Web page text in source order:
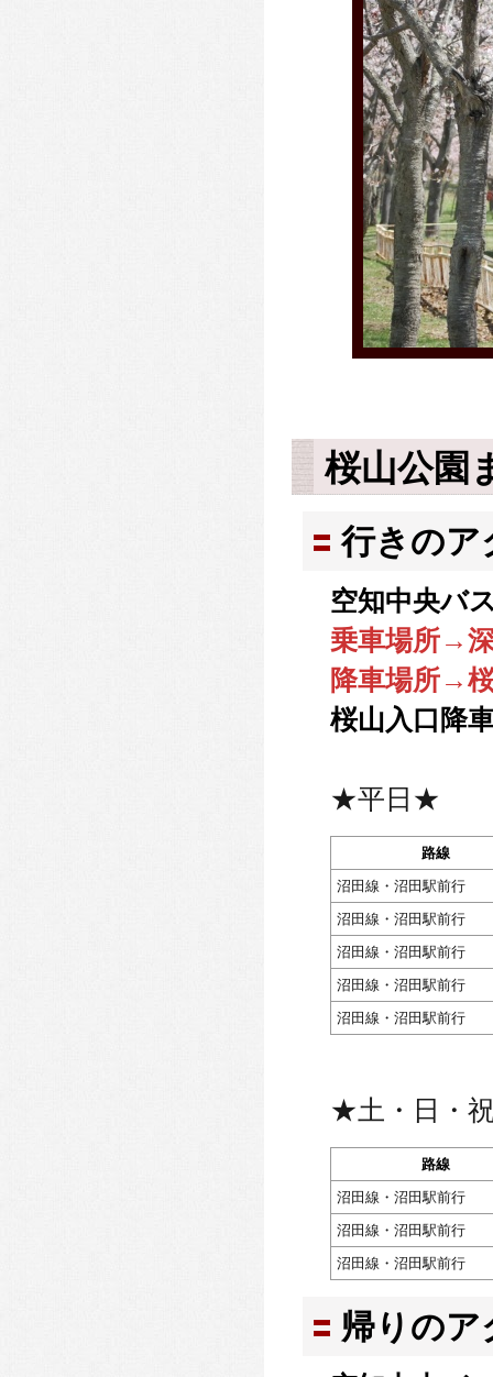
桜山公園
行きのア
空知中央バ
乗車場所→
降車場所→
桜山入口降
★平日★
路線
沼田線・沼田駅前行
沼田線・沼田駅前行
沼田線・沼田駅前行
沼田線・沼田駅前行
沼田線・沼田駅前行
★土・日・
路線
沼田線・沼田駅前行
沼田線・沼田駅前行
沼田線・沼田駅前行
帰りのア